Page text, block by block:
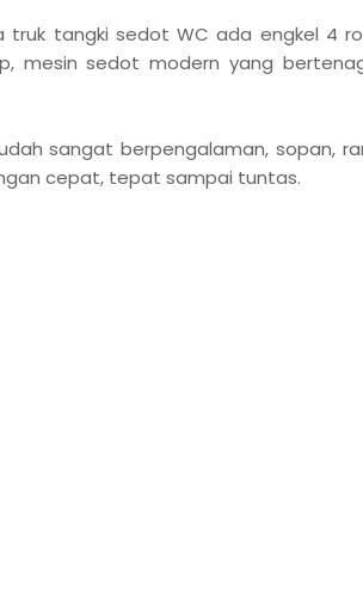
tangki sedot WC ada engkel 4
mesin sedot modern yang
sangat berpengalaman, sopan,
cepat, tepat sampai tuntas.